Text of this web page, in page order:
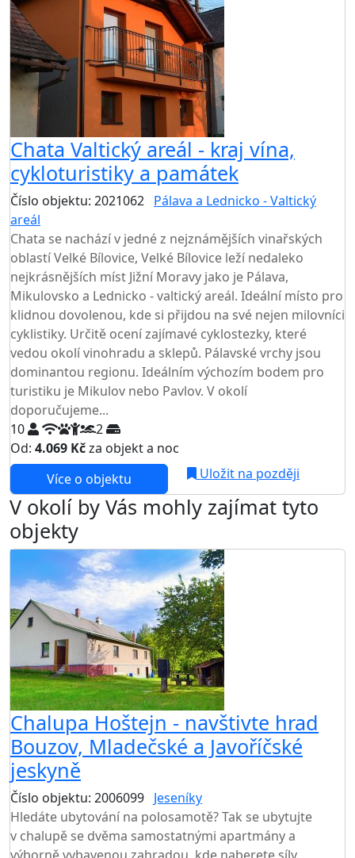
Chata Valtický areál - kraj vína,
cykloturistiky a památek
Číslo objektu: 2021062 Pálava a Lednicko - Valtický
areál
Chata se nachází v jedné z nejznámějších vinařských
oblastí Velké Bílovice, Velké Bílovice leží nedaleko
nejkrásnějších míst Jižní Moravy jako je Pálava,
Mikulovsko a Lednicko - valtický areál. Ideální místo pro
klidnou dovolenou, kde si přijdou na své nejen milovníci
cyklistiky. Určitě ocení zajímavé cyklostezky, které
vedou okolí vinohradu a sklepů. Pálavské vrchy jsou
dominantou regionu. Ideálním výchozím bodem pro
turistiku je Mikulov nebo Pavlov. V okolí
doporučujeme...
10
2
Od: 4.069 Kčza objekt a noc
Více o objektu
Uložit na později
V okolí by Vás mohly zajímat tyto
objekty
Chalupa Hoštejn - navštivte hrad
Bouzov, Mladečské a Javoříčské
jeskyně
Číslo objektu: 2006099 Jeseníky
Hledáte ubytování na polosamotě? Tak se ubytujte
v chalupě se dvěma samostatnými apartmány a